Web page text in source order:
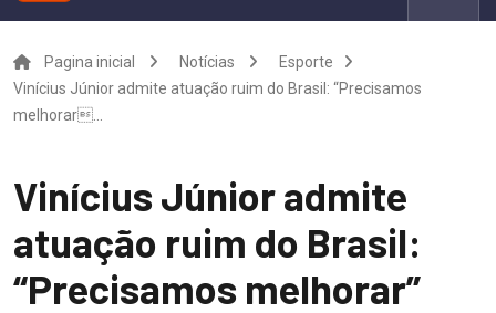
Pagina inicial Notícias
Esporte
Vinícius Júnior admite atuação ruim do Brasil: “Precisamos
melhorar...
Vinícius Júnior admite
atuação ruim do Brasil:
“Precisamos melhorar”